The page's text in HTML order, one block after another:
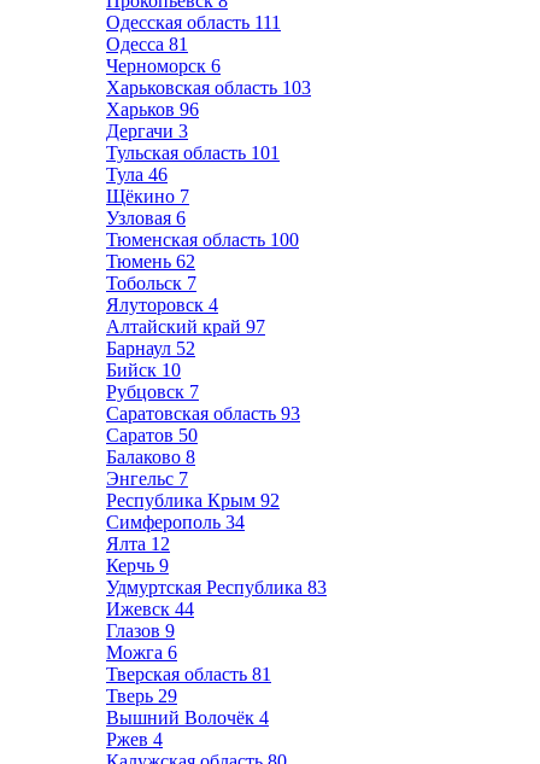
Одесская область 111
Одесса 81
Черноморск 6
Харьковская область 103
Харьков 96
Дергачи 3
Тульская область 101
Тула 46
Щёкино 7
Узловая 6
Тюменская область 100
Тюмень 62
Тобольск 7
Ялуторовск 4
Алтайский край 97
Барнаул 52
Бийск 10
Рубцовск 7
Саратовская область 93
Саратов 50
Балаково 8
Энгельс 7
Республика Крым 92
Симферополь 34
Ялта 12
Керчь 9
Удмуртская Республика 83
Ижевск 44
Глазов 9
Можга 6
Тверская область 81
Тверь 29
Вышний Волочёк 4
Ржев 4